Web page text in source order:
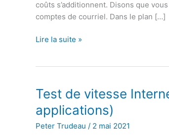
coûts s’additionnent. Disons que
comptes de courriel. Dans le plan […]
G
3
façons
de
Lire la suite »
Test de vitesse
applications)
Peter Trudeau / 2 mai 2021